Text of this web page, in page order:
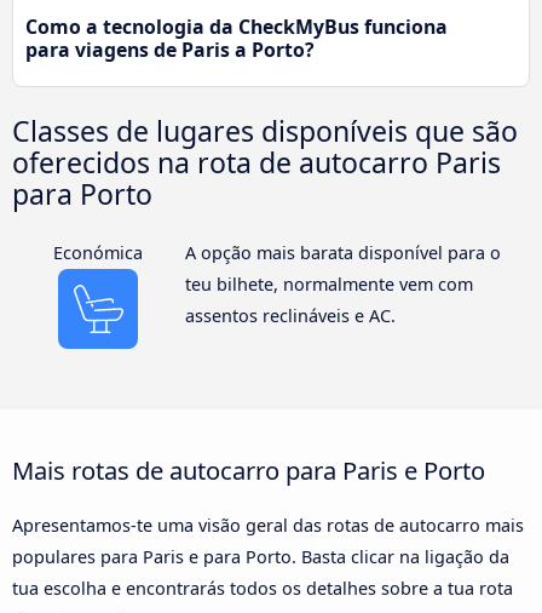
Como a tecnologia da CheckMyBus funciona
para viagens de Paris a Porto?
Classes de lugares disponíveis que são
oferecidos na rota de autocarro Paris
para Porto
Económica
A opção mais barata disponível para o
teu bilhete, normalmente vem com
assentos reclináveis e AC.
Mais rotas de autocarro para Paris e Porto
Apresentamos-te uma visão geral das rotas de autocarro mais
populares para Paris e para Porto. Basta clicar na ligação da
tua escolha e encontrarás todos os detalhes sobre a tua rota